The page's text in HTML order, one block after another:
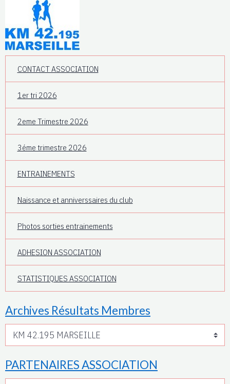
CONTACT ASSOCIATION
1er tri 2026
2eme Trimestre 2026
3éme trimestre 2026
ENTRAINEMENTS
Naissance et anniverssaires du club
Photos sorties entrainements
ADHESION ASSOCIATION
STATISTIQUES ASSOCIATION
Archives Résultats Membres
PARTENAIRES ASSOCIATION